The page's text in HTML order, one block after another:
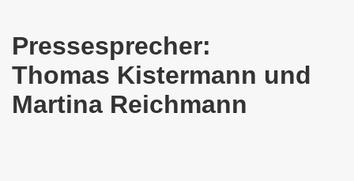
Pressesprecher:
Thomas Kistermann und
Martina Reichmann
08.01.2024 der Diskriminierung und der
gestorben - Nachruf der Koordinierungsgruppe